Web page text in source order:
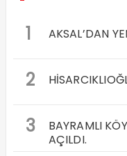
1 AKSAL’DAN
2
3
BAYRAMLI
AÇILDI.